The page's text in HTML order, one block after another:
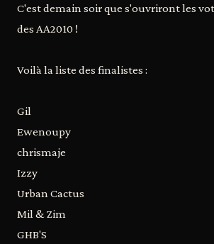
C'est demain soir que s'ouvriront les
des AA2010 !
Voilà la liste des finalistes :
Gil
Ewenoupy
chrismaje
Izzy
Urban Cactus
Mil & Zim
GHB'S